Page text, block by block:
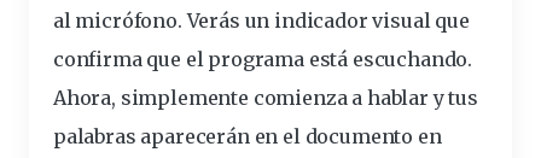
al micrófono. Verás un indicador visual que
confirma que el programa está escuchando.
Ahora, simplemente comienza a hablar y tus
palabras aparecerán en el documento en